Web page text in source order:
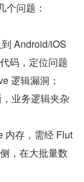
个问题：
Android/iOS
码，定位问题
逻辑漏洞；
业务逻辑夹杂
内存，需经 Flut
，在大批量数